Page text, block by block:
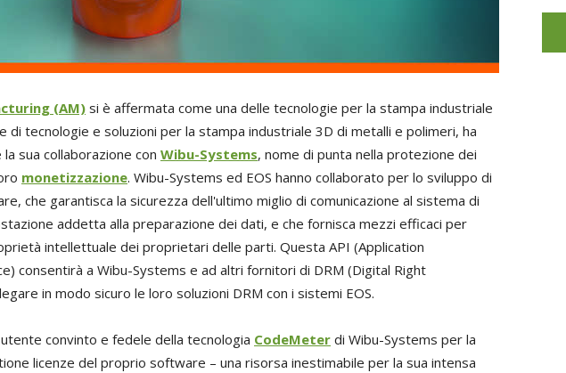
(AM) si è affermata come una delle tecnologie per la stampa industriale
di tecnologie e soluzioni per la stampa industriale 3D di metalli e polimeri, ha
sua collaborazione con Wibu-Systems, nome di punta nella protezione dei
monetizzazione. Wibu-Systems ed EOS hanno collaborato per lo sviluppo di
che garantisca la sicurezza dell'ultimo miglio di comunicazione al sistema di
addetta alla preparazione dei dati, e che fornisca mezzi efficaci per
intellettuale dei proprietari delle parti. Questa API (Application
consentirà a Wibu-Systems e ad altri fornitori di DRM (Digital Right
in modo sicuro le loro soluzioni DRM con i sistemi EOS.
convinto e fedele della tecnologia CodeMeter di Wibu-Systems per la
licenze del proprio software – una risorsa inestimabile per la sua intensa